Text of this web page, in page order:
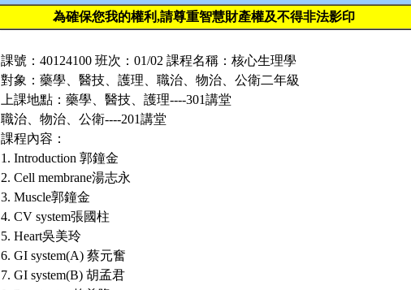
為確保您我的權利,請尊重智慧財產權及不得非法影印
課號：40124100 班次：01/02 課程名稱：核心生理學
對象：藥學、醫技、護理、職治、物治、公衛二年級
上課地點：藥學、醫技、護理----301講堂
職治、物治、公衛----201講堂
課程內容：
1. Introduction 郭鐘金
2. Cell membrane湯志永
3. Muscle郭鐘金
4. CV system張國柱
5. Heart吳美玲
6. GI system(A) 蔡元奮
7. GI system(B) 胡孟君